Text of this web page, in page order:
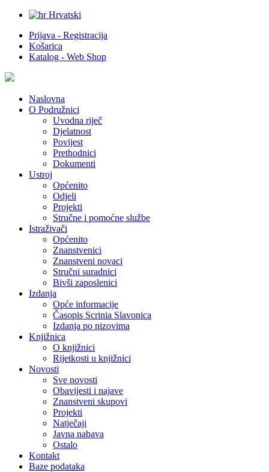
Hrvatski
Prijava - Registracija
Košarica
Katalog - Web Shop
Naslovna
O Podružnici
Uvodna riječ
Djelatnost
Povijest
Prethodnici
Dokumenti
Ustroj
Općenito
Odjeli
Projekti
Stručne i pomoćne službe
Istraživači
Općenito
Znanstvenici
Znanstveni novaci
Stručni suradnici
Bivši zaposlenici
Izdanja
Opće informacije
Časopis Scrinia Slavonica
Izdanja po nizovima
Knjižnica
O knjižnici
Rijetkosti u knjižnici
Novosti
Sve novosti
Obavijesti i najave
Znanstveni skupovi
Projekti
Natječaji
Javna nabava
Ostalo
Kontakt
Baze podataka